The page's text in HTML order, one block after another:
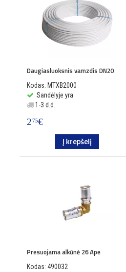
Daugiasluoksnis vamzdis DN20
Kodas: MTXB2000
Sandėlyje yra
1-3 d.d.
275€
Į krepšelį
Presuojama alkūnė 26 Ape
Kodas: 490032